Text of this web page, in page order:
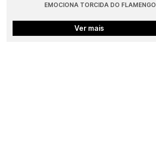
EMOCIONA TORCIDA DO FLAMENGO
Ver mais